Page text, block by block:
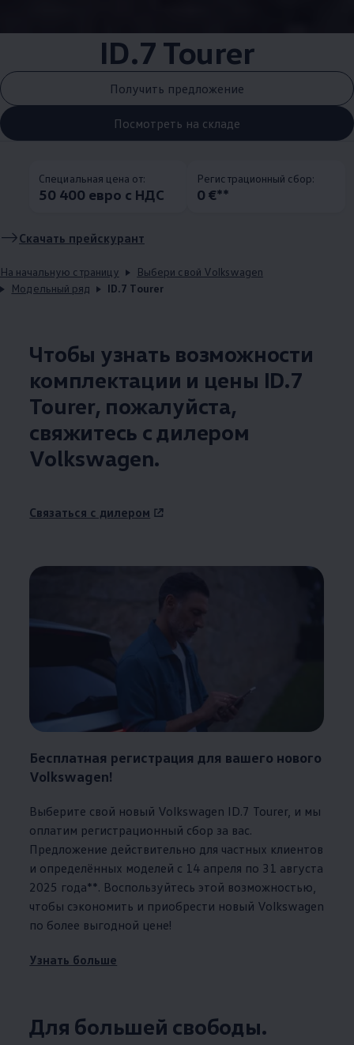
ID.7 Tourer
Получить предложение
Посмотреть на складе
Специальная цена от:
50 400 евро с НДС
Pегистрационный сбор:
0 €**
Скачать прейскурант
На начальную страницу
Выбери свой Volkswagen
Модельный ряд
ID.7 Tourer
Чтобы узнать возможности
комплектации и цены ID.7
Tourer, пожалуйста,
свяжитесь с дилером
Volkswagen.
Связаться с дилером
Бесплатная регистрация для вашего нового
Volkswagen!
Выберите свой новый Volkswagen ID.7 Tourer, и мы
оплатим регистрационный сбор за вас.
Предложение действительно для частных клиентов
и определённых моделей с 14 апреля по 31 августа
2025 года**. Воспользуйтесь этой возможностью,
чтобы сэкономить и приобрести новый Volkswagen
по более выгодной цене!
Узнать больше
Для большей свободы.